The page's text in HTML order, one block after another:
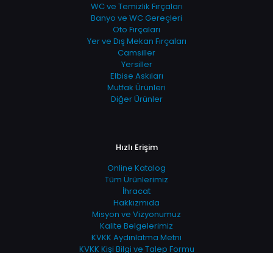
WC ve Temizlik Fırçaları
Banyo ve WC Gereçleri
Oto Fırçaları
Yer ve Dış Mekan Fırçaları
Camsiller
Yersiller
Elbise Askıları
Mutfak Ürünleri
Diğer Ürünler
Hızlı Erişim
Online Katalog
Tüm Ürünlerimiz
İhracat
Hakkızmıda
Misyon ve Vizyonumuz
Kalite Belgelerimiz
KVKK Aydınlatma Metni
KVKK Kişi Bilgi ve Talep Formu